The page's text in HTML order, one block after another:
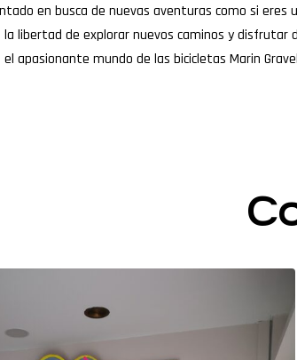
en busca de nuevas aventuras como si
libertad de explorar nuevos caminos y
apasionante mundo de las bicicletas Marin